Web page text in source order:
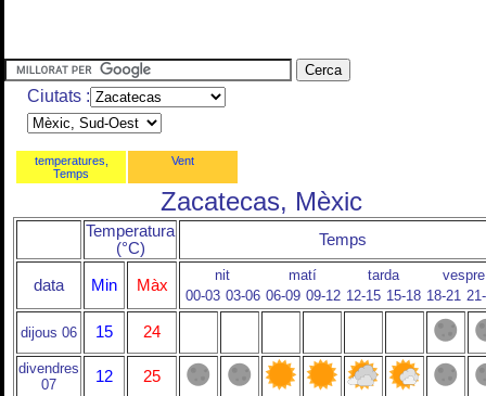
Ciutats :
temperatures,
Temps
Vent
Zacatecas, Mèxic
Temperatura
(°C)
Temps
data Min Màx
nit matí tarda
vespre
00-03 03-06 06-09 09-12 12-15 15-18 18-21
dijous 06 15 24
divendres
07
12 25